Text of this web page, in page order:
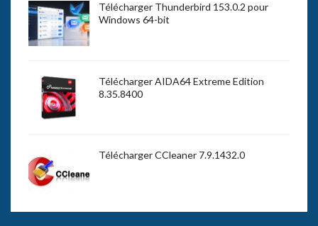
Télécharger Thunderbird 153.0.2 pour
Windows 64-bit
Télécharger AIDA64 Extreme Edition
8.35.8400
Télécharger CCleaner 7.9.1432.0